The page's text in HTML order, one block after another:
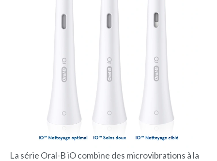
La série Oral-B iO combine des microvibrations à la